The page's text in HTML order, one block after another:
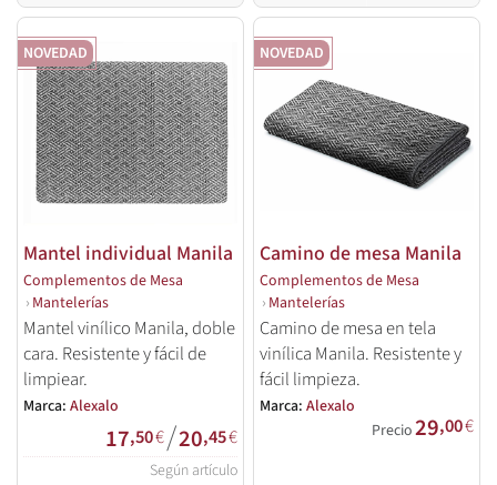
NOVEDAD
Mantel individual Manila
Complementos de Mesa
› Mantelerías
Mantel vinílico Manila, doble
cara. Resistente y fácil de
limpiear.
Marca: Alexalo
17,50€/20,45€
Según artículo
NOVEDAD
Camino de mesa Manila
Complementos de Mesa
› Mantelerías
Camino de mesa en tela
vinílica Manila. Resistente y
fácil limpieza.
Marca: Alexalo
Precio29,00€